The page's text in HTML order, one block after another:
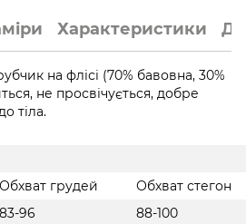
Характеристики
на флісі (70% бавовна, 30%
не просвічується, добре
тіла.
Обхват грудей
Обхват стегон
83-96 88-100